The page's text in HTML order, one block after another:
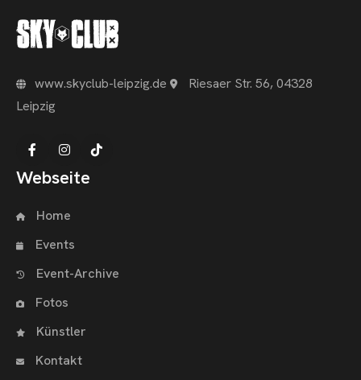
SHOP
www.skyclub-leipzig.de
Riesaer Str. 56, 04328
Leipzig
Webseite
Home
Events
Event-Archive
Fotos
Künstler
Kontakt